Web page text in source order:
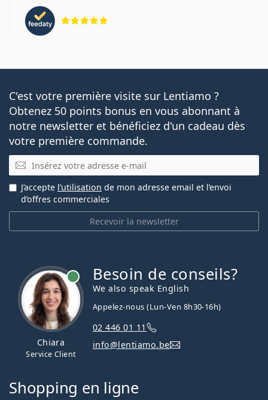
C'est votre première visite sur Lentiamo ?
Obtenez 50 points bonus en vous abonnant à
notre newsletter et bénéficiez d'un cadeau dès
votre première commande.
E-mail
Recevoir la newsletter
J’accepte l’utilisation de mon adresse email et l’envoi
d’offres commerciales
Chiara
Service Client
Besoin de conseils?
We also speak English
Appelez-nous (Lun-Ven 8h30-16h)
02 446 01 11
info@lentiamo.be
Shopping en ligne